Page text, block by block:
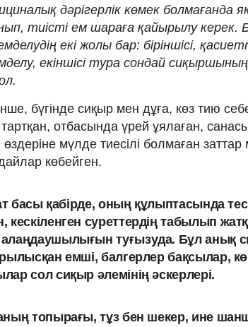
дәрігерлік көмек болмағанда
тиісті ем шараға қайырылу керек.
екі жолы бар: біріншісі,
екіншісі тура сондай сиқыршының
бүгінде сиқыр мен дұға, көз тию
отбасында үрей ұялаған,
мүлде тиесілі болмаған заттар
көбейген.
басы қабірде, оның құлыптасында
кескіленген суреттердің табылып
туғызуда. Бұл анық
емші, балгерлер бақсылар,
сол сиқыр әлемінің әскерлері.
топырағы, тұз бен шекер, ине